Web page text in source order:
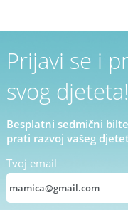
Prijavi se i
svog djeteta!
Besplatni sedmični
prati razvoj vašeg
Tvoj email